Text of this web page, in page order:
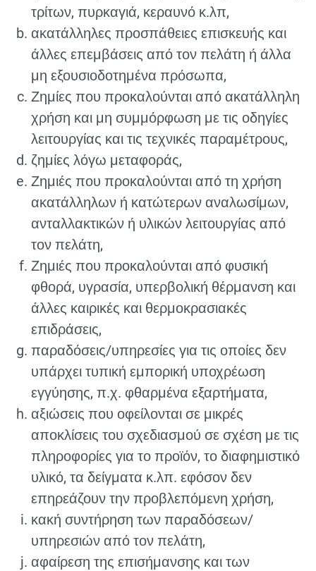
τρίτων, πυρκαγιά, κεραυνό κ.λπ,
ακατάλληλες προσπάθειες επισκευής και
άλλες επεμβάσεις από τον πελάτη ή άλλα
μη εξουσιοδοτημένα πρόσωπα,
Ζημίες που προκαλούνται από ακατάλληλη
χρήση και μη συμμόρφωση με τις οδηγίες
λειτουργίας και τις τεχνικές παραμέτρους,
ζημίες λόγω μεταφοράς,
Ζημιές που προκαλούνται από τη χρήση
ακατάλληλων ή κατώτερων αναλωσίμων,
ανταλλακτικών ή υλικών λειτουργίας από
τον πελάτη,
Ζημιές που προκαλούνται από φυσική
φθορά, υγρασία, υπερβολική θέρμανση και
άλλες καιρικές και θερμοκρασιακές
επιδράσεις,
παραδόσεις/υπηρεσίες για τις οποίες δεν
υπάρχει τυπική εμπορική υποχρέωση
εγγύησης, π.χ. φθαρμένα εξαρτήματα,
αξιώσεις που οφείλονται σε μικρές
αποκλίσεις του σχεδιασμού σε σχέση με τις
πληροφορίες για το προϊόν, το διαφημιστικό
υλικό, τα δείγματα κ.λπ. εφόσον δεν
επηρεάζουν την προβλεπόμενη χρήση,
κακή συντήρηση των παραδόσεων/
υπηρεσιών από τον πελάτη,
αφαίρεση της επισήμανσης και των